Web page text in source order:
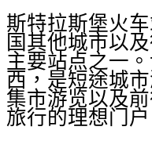
斯特拉斯堡火
国其他城市以
主要站点之一
西，是短途城
集市游览以及
旅行的理想门户